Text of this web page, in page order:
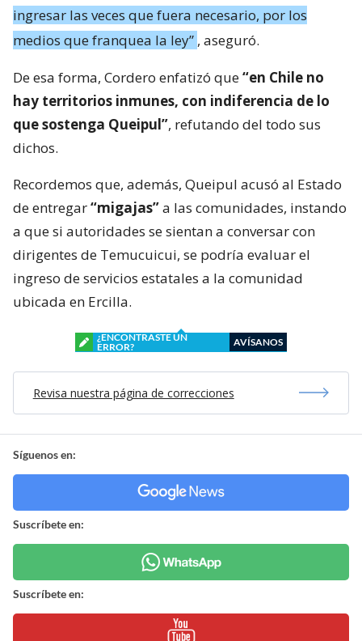
ingresar las veces que fuera necesario, por los
medios que franquea la ley” , aseguró.
De esa forma, Cordero enfatizó que“en Chile no
hay territorios inmunes, con indiferencia de lo
que sostenga Queipul”, refutando del todo sus
dichos.
Recordemos que, además, Queipul acusó al Estado
de entregar“migajas”a las comunidades, instando
a que si autoridades se sientan a conversar con
dirigentes de Temucuicui, se podría evaluar el
ingreso de servicios estatales a la comunidad
ubicada en Ercilla.
¿ENCONTRASTE UN
ERROR?
AVÍSANOS
Revisa nuestra página de correcciones
Síguenos en:
Suscríbete en:
Suscríbete en: